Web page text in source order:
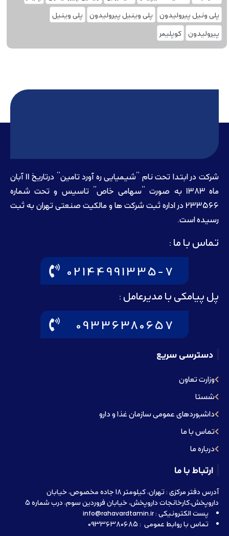
پلی ونیل پیرولیدون
پلی وینیل پیرولیدون
پلی‌ وینیل
پیرولیدون
کوپلیمر
شرکت در ابتدا تحت نام ”شیمیایی ره آورد تامين” درتاريخ 11 آبان
ماه 1383 به صورت “سهامی خاص” تاسيس و تحت شماره
233566 در اداره ثبت شرکت ها و مالکيت صنعتی تهران به ثبت
رسيده است.
تماس با ما :
02144991335-7
پل پیامکی با مدیرعامل :
09336380657
دسترسی سریع
وزارت تعاون
شستا
داشبوردهای عمومی سازمان غذا و دارو
تماس با ما
درباره ما
ارتباط با ما
آدرس دفتر مرکزی : تهران، کیلومتر 18 جاده مخصوص، خیابان
داروپخش،کارخانجات داروپخش، خیابان فروردین سوم، درب شماره 5
پست الکترونیکی : info@rahavardtamin.ir
تماس با روابط عمومی : 09336380685